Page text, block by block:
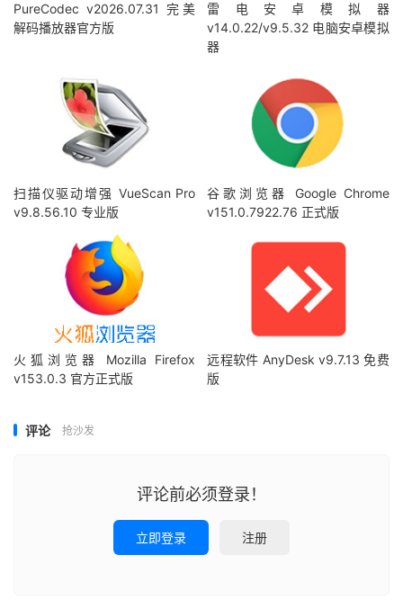
PureCodec v2026.07.31 完美
解码播放器官方版
雷电安卓模拟器
v14.0.22/v9.5.32 电脑安卓模拟
器
扫描仪驱动增强 VueScan Pro
v9.8.56.10 专业版
谷歌浏览器 Google Chrome
v151.0.7922.76 正式版
火狐浏览器 Mozilla Firefox
v153.0.3 官方正式版
远程软件 AnyDesk v9.7.13 免费
版
评论 抢沙发
评论前必须登录！
立即登录 注册